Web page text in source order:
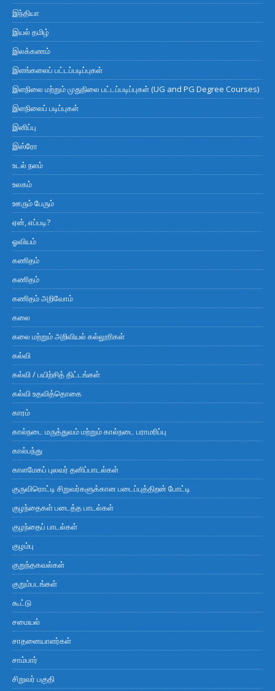
இந்தியா
இயல் தமிழ்
இலக்கணம்
இளங்கலைப் பட்டப்படிப்புகள்
இளநிலை மற்றும் முதுநிலை பட்டப்படிப்புகள் (UG and PG Degree Courses)
இளநிலைப் படிப்புகள்
இனிப்பு
இஸ்ரோ
உடல் நலம்
உலகம்
ஊரும் பேரும்
ஏன், எப்படி?
ஓவியம்
கணிதம்
கணிதம்
கணிதம் அறிவோம்
கலை
கலை மற்றும் அறிவியல் கல்லூரிகள்
கல்வி
கல்வி / பயிற்சித் திட்டங்கள்
கல்வி உதவித்தொகை
காரம்
கால்நடை மருத்துவம் மற்றும் கால்நடை பராமரிப்பு
கால்பந்து
காளமேகப் புலவர் தனிப்பாடல்கள்
குருவிரொட்டி சிறுவர்களுக்கான படைப்புத்திறன் போட்டி
குழந்தைகள் படைத்த பாடல்கள்
குழந்தைப் பாடல்கள்
குழம்பு
குறுந்தகவல்கள்
குறும்படங்கள்
கூட்டு
சமையல்
சாதனையாளர்கள்
சாம்பார்
சிறுவர் பகுதி